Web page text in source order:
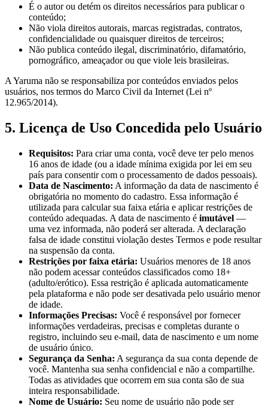
É o autor ou detém os direitos necessários para publicar o
conteúdo;
Não viola direitos autorais, marcas registradas, contratos,
confidencialidade ou quaisquer direitos de terceiros;
Não publica conteúdo ilegal, discriminatório, difamatório,
pornográfico, ameaçador ou que viole leis brasileiras.
A Yaruma não se responsabiliza por conteúdos enviados pelos
usuários, nos termos do Marco Civil da Internet (Lei nº
12.965/2014).
5. Licença de Uso Concedida pelo Usuário
Requisitos: Para criar uma conta, você deve ter pelo menos
16 anos de idade (ou a idade mínima exigida por lei em seu
país para consentir com o processamento de dados pessoais).
Data de Nascimento: A informação da data de nascimento é
obrigatória no momento do cadastro. Essa informação é
utilizada para calcular sua faixa etária e aplicar restrições de
conteúdo adequadas. A data de nascimento é imutável —
uma vez informada, não poderá ser alterada. A declaração
falsa de idade constitui violação destes Termos e pode resultar
na suspensão da conta.
Restrições por faixa etária: Usuários menores de 18 anos
não podem acessar conteúdos classificados como 18+
(adulto/erótico). Essa restrição é aplicada automaticamente
pela plataforma e não pode ser desativada pelo usuário menor
de idade.
Informações Precisas: Você é responsável por fornecer
informações verdadeiras, precisas e completas durante o
registro, incluindo seu e-mail, data de nascimento e um nome
de usuário único.
Segurança da Senha: A segurança da sua conta depende de
você. Mantenha sua senha confidencial e não a compartilhe.
Todas as atividades que ocorrem em sua conta são de sua
inteira responsabilidade.
Nome de Usuário: Seu nome de usuário não pode ser